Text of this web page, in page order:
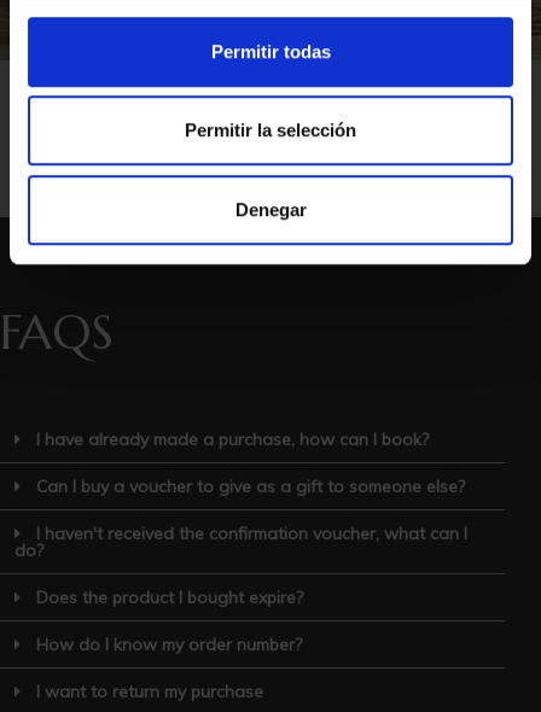
Permitir todas
Permitir la selección
Denegar
Hotel Marina Badalona: Breakfast + Spa
€42.00
FAQS
I have already made a purchase, how can I book?
Can I buy a voucher to give as a gift to someone else?
I haven't received the confirmation voucher, what can I
do?
Does the product I bought expire?
How do I know my order number?
I want to return my purchase